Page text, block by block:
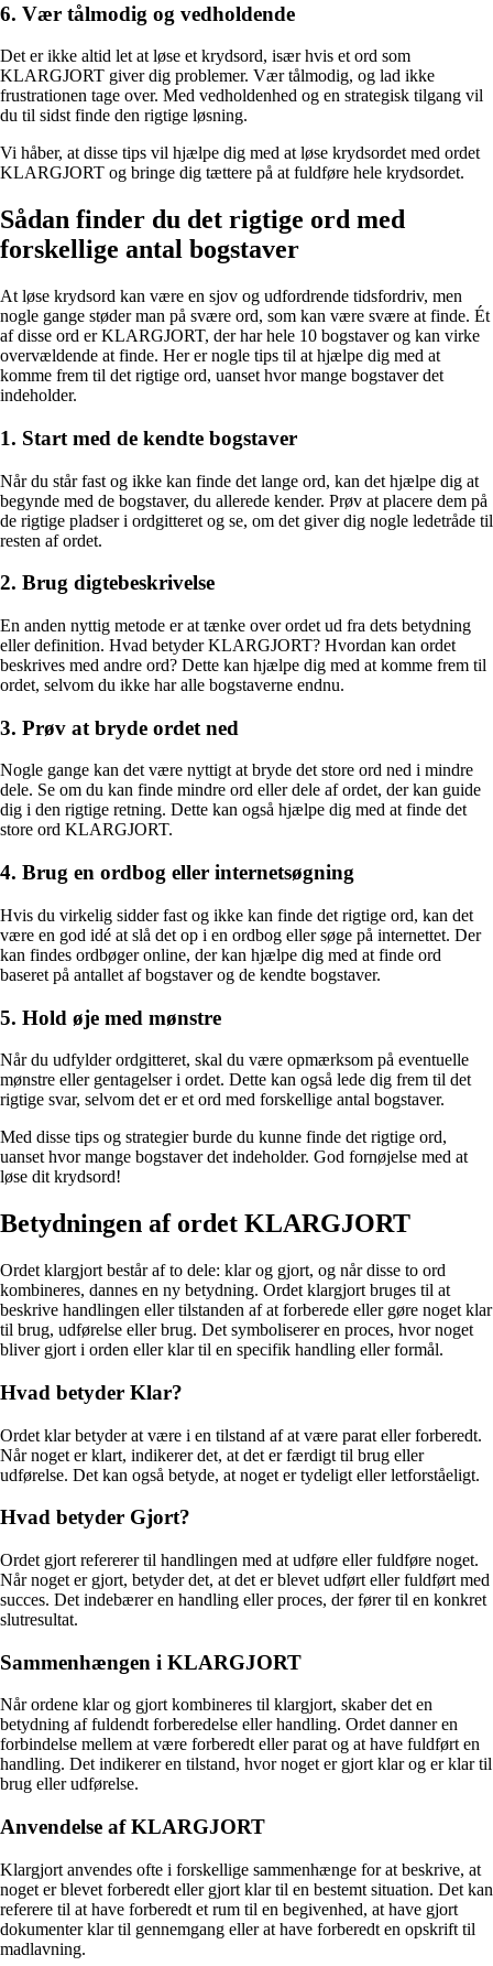
6. Vær tålmodig og vedholdende
Det er ikke altid let at løse et krydsord, især hvis et ord som
KLARGJORT giver dig problemer. Vær tålmodig, og lad ikke
frustrationen tage over. Med vedholdenhed og en strategisk tilgang vil
du til sidst finde den rigtige løsning.
Vi håber, at disse tips vil hjælpe dig med at løse krydsordet med ordet
KLARGJORT og bringe dig tættere på at fuldføre hele krydsordet.
Sådan finder du det rigtige ord med
forskellige antal bogstaver
At løse krydsord kan være en sjov og udfordrende tidsfordriv, men
nogle gange støder man på svære ord, som kan være svære at finde. Ét
af disse ord er KLARGJORT, der har hele 10 bogstaver og kan virke
overvældende at finde. Her er nogle tips til at hjælpe dig med at
komme frem til det rigtige ord, uanset hvor mange bogstaver det
indeholder.
1. Start med de kendte bogstaver
Når du står fast og ikke kan finde det lange ord, kan det hjælpe dig at
begynde med de bogstaver, du allerede kender. Prøv at placere dem på
de rigtige pladser i ordgitteret og se, om det giver dig nogle ledetråde til
resten af ordet.
2. Brug digtebeskrivelse
En anden nyttig metode er at tænke over ordet ud fra dets betydning
eller definition. Hvad betyder KLARGJORT? Hvordan kan ordet
beskrives med andre ord? Dette kan hjælpe dig med at komme frem til
ordet, selvom du ikke har alle bogstaverne endnu.
3. Prøv at bryde ordet ned
Nogle gange kan det være nyttigt at bryde det store ord ned i mindre
dele. Se om du kan finde mindre ord eller dele af ordet, der kan guide
dig i den rigtige retning. Dette kan også hjælpe dig med at finde det
store ord KLARGJORT.
4. Brug en ordbog eller internetsøgning
Hvis du virkelig sidder fast og ikke kan finde det rigtige ord, kan det
være en god idé at slå det op i en ordbog eller søge på internettet. Der
kan findes ordbøger online, der kan hjælpe dig med at finde ord
baseret på antallet af bogstaver og de kendte bogstaver.
5. Hold øje med mønstre
Når du udfylder ordgitteret, skal du være opmærksom på eventuelle
mønstre eller gentagelser i ordet. Dette kan også lede dig frem til det
rigtige svar, selvom det er et ord med forskellige antal bogstaver.
Med disse tips og strategier burde du kunne finde det rigtige ord,
uanset hvor mange bogstaver det indeholder. God fornøjelse med at
løse dit krydsord!
Betydningen af ordet KLARGJORT
Ordet klargjort består af to dele: klar og gjort, og når disse to ord
kombineres, dannes en ny betydning. Ordet klargjort bruges til at
beskrive handlingen eller tilstanden af at forberede eller gøre noget klar
til brug, udførelse eller brug. Det symboliserer en proces, hvor noget
bliver gjort i orden eller klar til en specifik handling eller formål.
Hvad betyder Klar?
Ordet klar betyder at være i en tilstand af at være parat eller forberedt.
Når noget er klart, indikerer det, at det er færdigt til brug eller
udførelse. Det kan også betyde, at noget er tydeligt eller letforståeligt.
Hvad betyder Gjort?
Ordet gjort refererer til handlingen med at udføre eller fuldføre noget.
Når noget er gjort, betyder det, at det er blevet udført eller fuldført med
succes. Det indebærer en handling eller proces, der fører til en konkret
slutresultat.
Sammenhængen i KLARGJORT
Når ordene klar og gjort kombineres til klargjort, skaber det en
betydning af fuldendt forberedelse eller handling. Ordet danner en
forbindelse mellem at være forberedt eller parat og at have fuldført en
handling. Det indikerer en tilstand, hvor noget er gjort klar og er klar til
brug eller udførelse.
Anvendelse af KLARGJORT
Klargjort anvendes ofte i forskellige sammenhænge for at beskrive, at
noget er blevet forberedt eller gjort klar til en bestemt situation. Det kan
referere til at have forberedt et rum til en begivenhed, at have gjort
dokumenter klar til gennemgang eller at have forberedt en opskrift til
madlavning.